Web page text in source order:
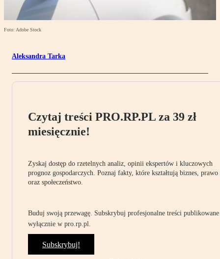
Foto: Adobe Stock
Aleksandra Tarka
Czytaj treści PRO.RP.PL za 39 zł
miesięcznie!
Zyskaj dostęp do rzetelnych analiz, opinii ekspertów i kluczowych
prognoz gospodarczych. Poznaj fakty, które kształtują biznes, prawo
oraz społeczeństwo.
Buduj swoją przewagę. Subskrybuj profesjonalne treści publikowane
wyłącznie w pro.rp.pl.
Subskrybuj!